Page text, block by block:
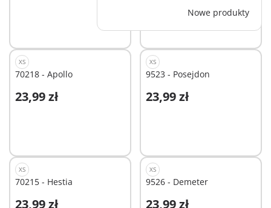
Nowe produkty
XS
70218 - Apollo
23,99 zł
Dodaj do koszyka
XS
9523 - Posejdon
23,99 zł
Dodaj do koszyka
XS
70215 - Hestia
23,99 zł
XS
9526 - Demeter
23,99 zł